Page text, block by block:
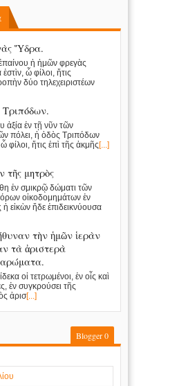
Ὕδρα.
ἡ ἡμῶν φρεγὰς
ὦ φίλοι, ἥτις
δύο τηλεχειριστέων
Τριπόδων.
ἀξία ἐν τῇ νῦν τῶν
πόλει, ἡ ὁδὸς Τριπόδων
ὦ φίλοι, ἥτις ἐπὶ τῆς ἀκμῆς [...]
τῆς μητρὸς
ἐν σμικρῷ δώματι τῶν
οἰκοδομημάτων ἐν
ἡ εἰκὼν ἥδε ἐπιδεικνύουσα
τὴν ἡμῶν ἱερὰν
τὰ ἀριστερὰ
οἱ τετρωμένοι, ἐν οἷς καὶ
ἐν συγκρούσει τῆς
ἀρισ[...]
Blogger0